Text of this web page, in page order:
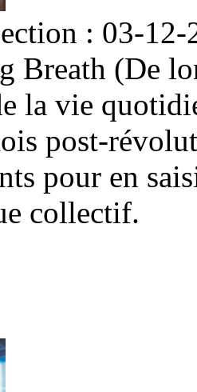
: 03-
Breath (De
la vie
post-
pour en
collectif.